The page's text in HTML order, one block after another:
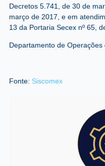
Decretos 5.741, de 30 de
março de 2017, e em
13 da Portaria Secex nº 65,
Departamento de
Fonte: Siscomex